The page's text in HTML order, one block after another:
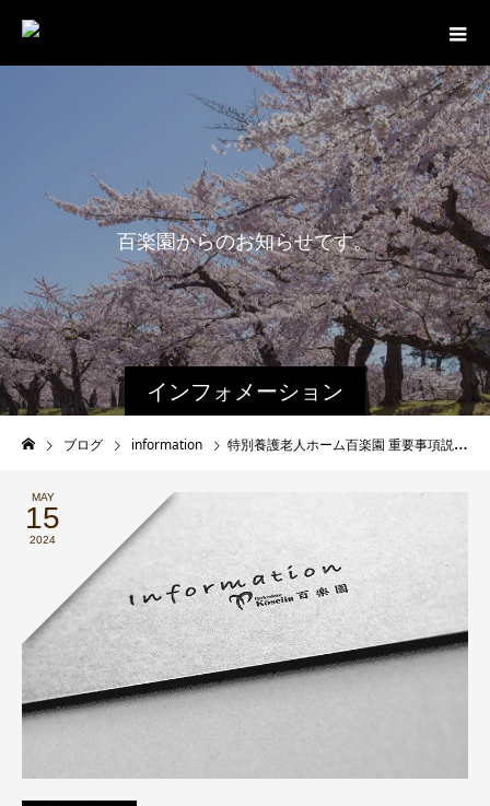
インフォメーション
百楽園からのお知らせです。
ブログ information 特別養護老人ホーム百楽園 重要事項説明書
MAY
15
2024